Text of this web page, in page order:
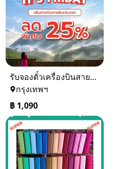
รับจองตั๋วเครื่องบินสายการบิน Lion Air ทั้งในและต่างประเทศ
กรุงเทพฯ
฿ 1,090